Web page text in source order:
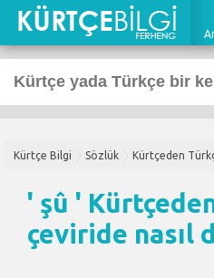
Kürtçe Bilgi Sözlük Kürtçeden
' şû '
çeviride nasıl